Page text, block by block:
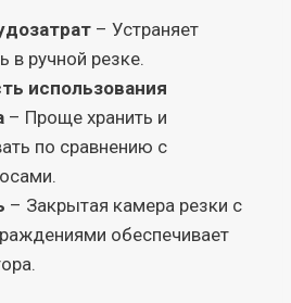
– Устраняет
в ручной резке.
использования
– Проще хранить и
по сравнению с
– Закрытая камера резки с
обеспечивает